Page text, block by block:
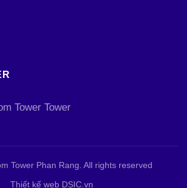
Tower Tower
Tower Phan Rang . All rights reserved
Thiết kế web DSIC.vn